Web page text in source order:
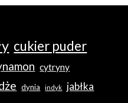
cukier puder
cytryny
dynia indyk jabłka